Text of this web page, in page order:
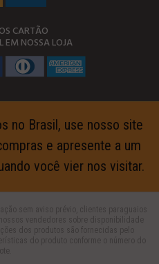
CARTÃO
EM NOSSA LOJA
no Brasil, use nosso site
e apresente a um
você vier nos visitar.